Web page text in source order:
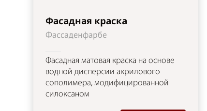
Фасадная краска
Фассаденфарбе
Фасадная матовая краска на основе
водной дисперсии акрилового
сополимера, модифицированной
силоксаном